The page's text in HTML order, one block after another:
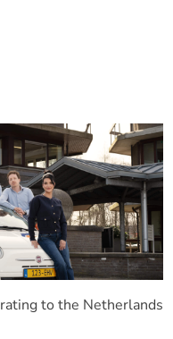
to the Netherlands